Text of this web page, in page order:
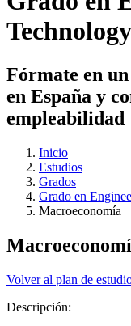
Fórmate en
en España y
empleabilidad
Inicio
Estudios
Grados
Grado en
Macroeconomía
Volver al plan de
Descripción: